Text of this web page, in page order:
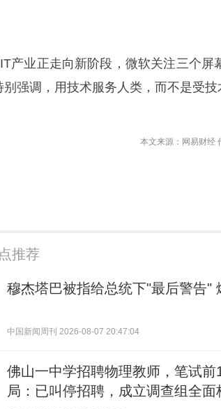
产业正走向新阶段，微软关注三个屏
强调，用技术服务人类，而不是受技
本文来源：网易财经
推荐
穆杰塔巴被指给总统下"最后警告"
中国新闻周刊 2026-08-07 20:47:04
佛山一中学招聘物理教师，笔试
局：已叫停招聘，成立调查组全面